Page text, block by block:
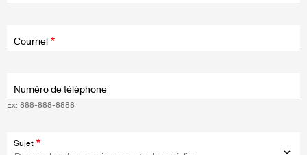
d'application
Courriel
Numéro de téléphone
Ex: 888-888-8888
Sujet